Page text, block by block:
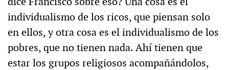
individualismo de los ricos, que piensan solo
en ellos, y otra cosa es el individualismo de los
pobres, que no tienen nada. Ahí tienen que
estar los grupos religiosos acompañándolos,